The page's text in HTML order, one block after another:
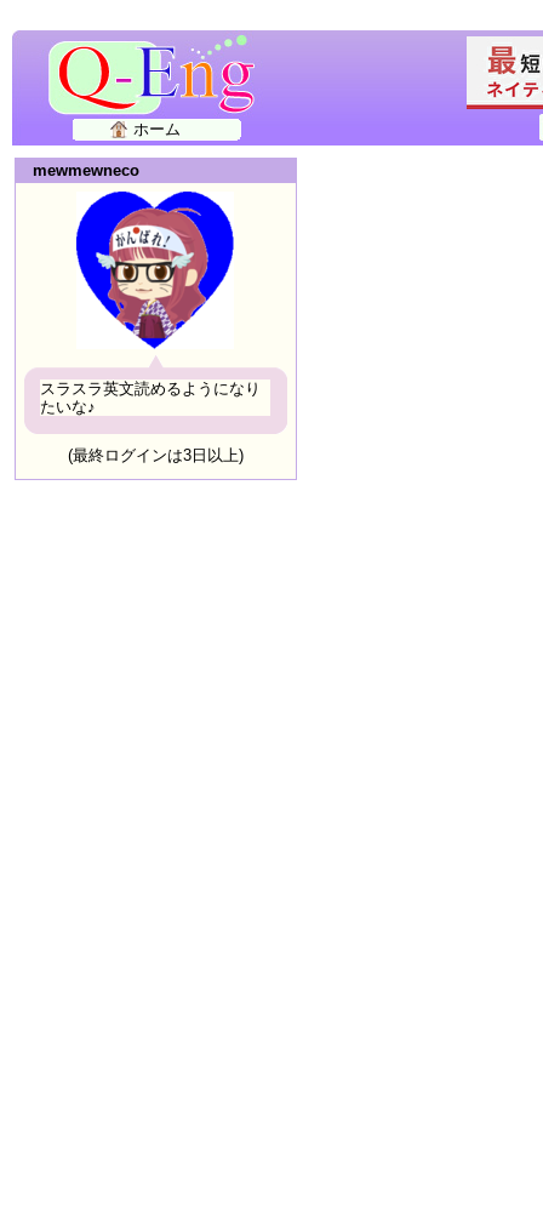
ホーム
mewmewneco
スラスラ英文読めるようになり
たいな♪
(最終ログインは3日以上)